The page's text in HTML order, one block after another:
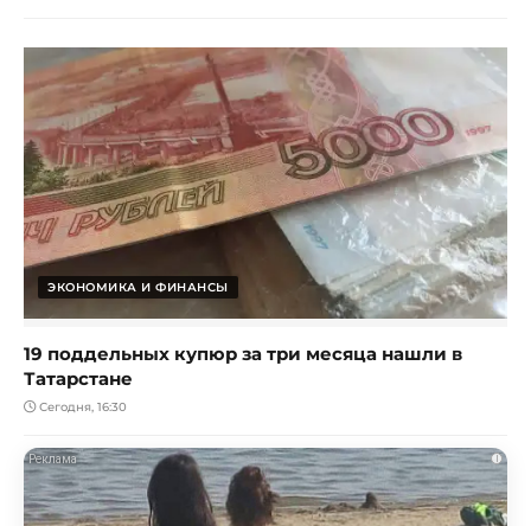
ЭКОНОМИКА И ФИНАНСЫ
19 поддельных купюр за три месяца нашли в
Татарстане
Сегодня, 16:30
i